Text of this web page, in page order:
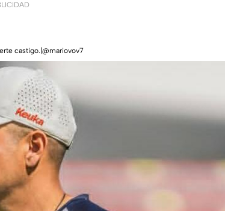
castigo.|@mariovov7